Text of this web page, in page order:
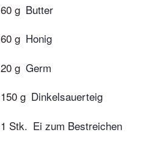
60 g Butter
60 g Honig
20 g Germ
150 g Dinkelsauerteig
1 Stk. Ei zum Bestreichen